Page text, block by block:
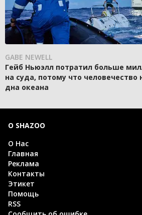
GABE NEWELL
Гейб Ньюэлл потратил больше
на суда, потому что человечество
дна океана
О SHAZOO
О Нас
Главная
Реклама
Контакты
Этикет
Помощь
RSS